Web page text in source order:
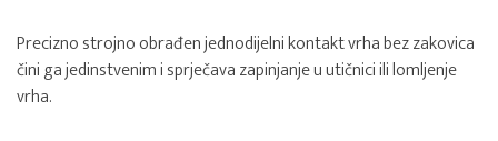
Precizno strojno obrađen jednodijelni kontakt vrha bez zakovica
čini ga jedinstvenim i sprječava zapinjanje u utičnici ili lomljenje
vrha.